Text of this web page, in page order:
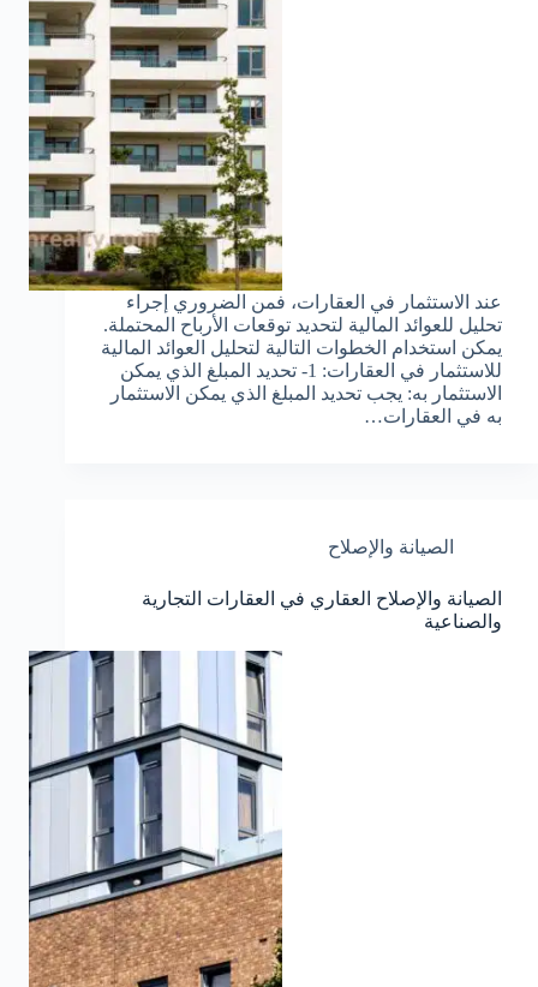
عند الاستثمار في العقارات، فمن الضروري إجراء
تحليل للعوائد المالية لتحديد توقعات الأرباح المحتملة.
يمكن استخدام الخطوات التالية لتحليل العوائد المالية
للاستثمار في العقارات: 1- تحديد المبلغ الذي يمكن
الاستثمار به: يجب تحديد المبلغ الذي يمكن الاستثمار
به في العقارات…
الصيانة والإصلاح
الصيانة والإصلاح العقاري في العقارات التجارية
والصناعية